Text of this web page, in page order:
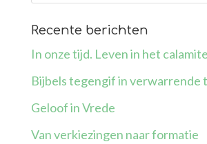
Recente berichten
In onze tijd. Leven in het
Bijbels tegengif in verwarrende
Geloof in Vrede
Van verkiezingen naar formatie